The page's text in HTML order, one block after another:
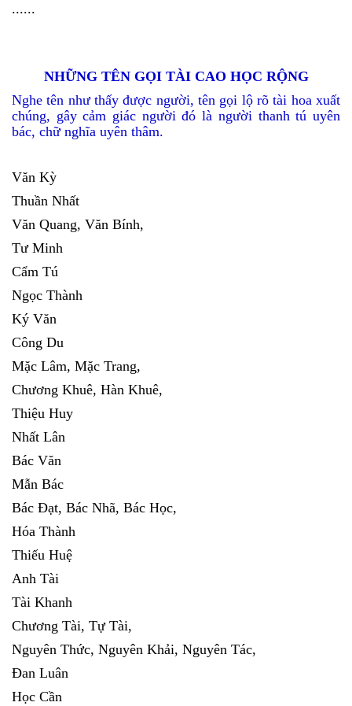
......
NHỮNG TÊN GỌI TÀI CAO HỌC RỘNG
Nghe tên như thấy được người, tên gọi lộ rõ tài hoa xuất
chúng, gây cảm giác người đó là người thanh tú uyên
bác, chữ nghĩa uyên thâm.
Văn Kỳ
Thuần Nhất
Văn Quang, Văn Bính,
Tư Minh
Cẩm Tú
Ngọc Thành
Ký Văn
Công Du
Mặc Lâm, Mặc Trang,
Chương Khuê, Hàn Khuê,
Thiệu Huy
Nhất Lân
Bác Văn
Mẫn Bác
Bác Đạt, Bác Nhã, Bác Học,
Hóa Thành
Thiếu Huệ
Anh Tài
Tài Khanh
Chương Tài, Tự Tài,
Nguyên Thức, Nguyên Khải, Nguyên Tác,
Đan Luân
Học Cần